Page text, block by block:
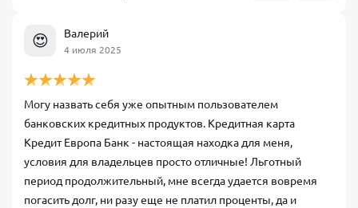
😍 Валерий
4 июля 2025
Могу назвать себя уже опытным пользователем
банковских кредитных продуктов. Кредитная карта
Кредит Европа Банк - настоящая находка для меня,
условия для владельцев просто отличные! Льготный
период продолжительный, мне всегда удается вовремя
погасить долг, ни разу еще не платил проценты, да и